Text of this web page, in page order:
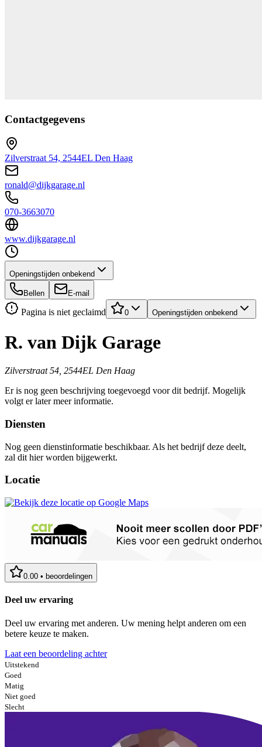
Contactgegevens
Zilverstraat 54, 2544EL Den Haag
ronald@dijkgarage.nl
070-3663070
www.dijkgarage.nl
Openingstijden onbekend
Bellen E-mail
Pagina is niet geclaimd 0 Openingstijden onbekend
R. van Dijk Garage
Zilverstraat 54, 2544EL Den Haag
Er is nog geen beschrijving toegevoegd voor dit bedrijf. Mogelijk
volgt er later meer informatie.
Diensten
Nog geen dienstinformatie beschikbaar. Als het bedrijf deze deelt,
zal dit hier worden bijgewerkt.
Locatie
0.00 • beoordelingen
Deel uw ervaring
Deel uw ervaring met anderen. Uw mening helpt anderen om een
betere keuze te maken.
Laat een beoordeling achter
Uitstekend
Goed
Matig
Niet goed
Slecht